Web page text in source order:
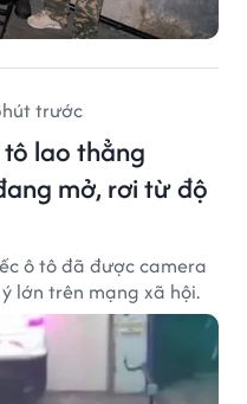
trước
lao thẳng
mở, rơi từ độ
ô tô đã được camera
lớn trên mạng xã hội.